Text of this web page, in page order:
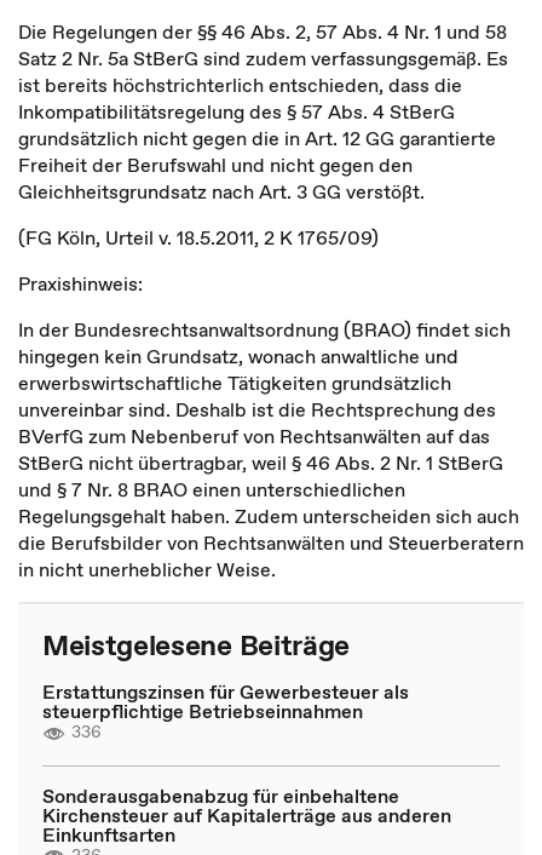
Die Regelungen der §§ 46 Abs. 2, 57 Abs. 4 Nr. 1 und 58
Satz 2 Nr. 5a StBerG sind zudem verfassungsgemäß. Es
ist bereits höchstrichterlich entschieden, dass die
Inkompatibilitätsregelung des § 57 Abs. 4 StBerG
grundsätzlich nicht gegen die in Art. 12 GG garantierte
Freiheit der Berufswahl und nicht gegen den
Gleichheitsgrundsatz nach Art. 3 GG verstößt.
(FG Köln, Urteil v. 18.5.2011, 2 K 1765/09)
Praxishinweis:
In der Bundesrechtsanwaltsordnung (BRAO) findet sich
hingegen kein Grundsatz, wonach anwaltliche und
erwerbswirtschaftliche Tätigkeiten grundsätzlich
unvereinbar sind. Deshalb ist die Rechtsprechung des
BVerfG zum Nebenberuf von Rechtsanwälten auf das
StBerG nicht übertragbar, weil § 46 Abs. 2 Nr. 1 StBerG
und § 7 Nr. 8 BRAO einen unterschiedlichen
Regelungsgehalt haben. Zudem unterscheiden sich auch
die Berufsbilder von Rechtsanwälten und Steuerberatern
in nicht unerheblicher Weise.
Meistgelesene Beiträge
Erstattungszinsen für Gewerbesteuer als
steuerpflichtige Betriebseinnahmen
336
Sonderausgabenabzug für einbehaltene
Kirchensteuer auf Kapitalerträge aus anderen
Einkunftsarten